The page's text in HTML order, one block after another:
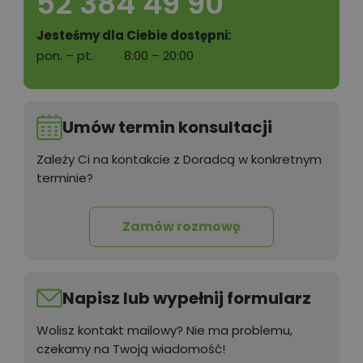
Tablica informacyjna
Wentylacja mechaniczna z GPWC
Wyceń adaptację
Jesteśmy dla Ciebie dostępni:
pon. – pt.
8:00 – 20:00
Umów termin konsultacji
Zależy Ci na kontakcie z Doradcą w konkretnym
terminie?
Zamów rozmowę
Napisz lub wypełnij formularz
Wolisz kontakt mailowy? Nie ma problemu,
czekamy na Twoją wiadomość!